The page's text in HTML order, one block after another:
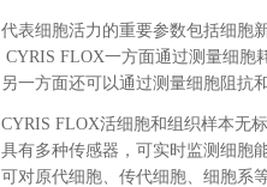
代表细胞活力的重要参数包括细胞
CYRIS FLOX一方面通过测量细胞
另一方面还可以通过测量细胞阻抗
CYRIS FLOX活细胞和组织样本无
具有多种传感器，可实时监测细胞
可对原代细胞、传代细胞、细胞系